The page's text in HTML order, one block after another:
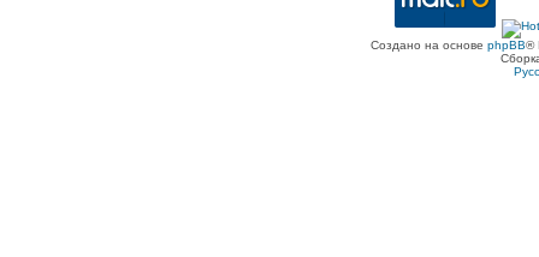
Создано на основе phpBB®